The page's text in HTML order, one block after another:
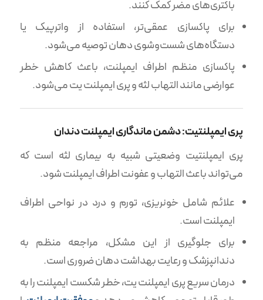
باکتری‌های مضر کمک کنند.
برای پاکسازی عمقی‌تر، استفاده از واترپیک یا
دستگاه‌های شست‌وشوی دهان توصیه می‌شود.
پاکسازی منظم اطراف ایمپلنت، باعث کاهش خطر
عوارضی مانند التهاب لثه و پری ایمپلنت یت می‌شود.
پری ایمپلنتیت: دشمن ماندگاری ایمپلنت دندان
پری ایمپلنتیت وضعیتی شبیه به بیماری لثه است که
می‌تواند باعث التهاب و عفونت اطراف ایمپلنت شود.
علائم شامل خونریزی، تورم و درد در نواحی اطراف
ایمپلنت است.
برای جلوگیری از این مشکل، مراجعه منظم به
دندانپزشک و رعایت بهداشت دهان ضروری است.
درمان سریع پری ایمپلنت یت، خطر شکست ایمپلنت را به